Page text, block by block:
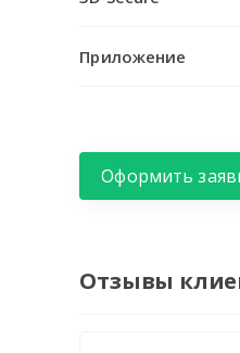
Приложение
Оформить
Отзывы